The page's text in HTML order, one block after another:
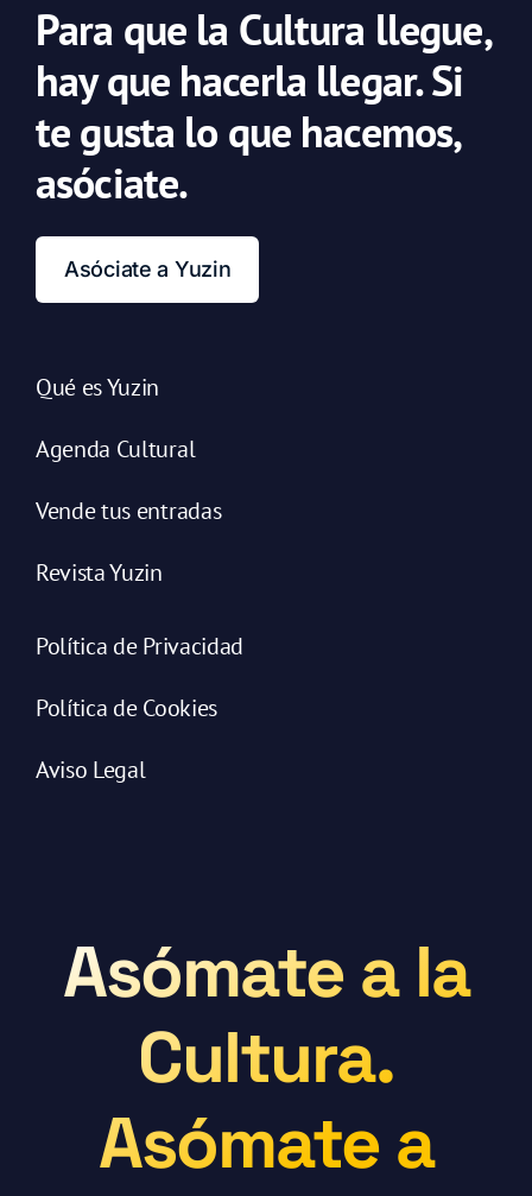
Para que la Cultura llegue,
hay que hacerla llegar. Si
te gusta lo que hacemos,
asóciate.
Asóciate a Yuzin
Qué es Yuzin
Agenda Cultural
Vende tus entradas
Revista Yuzin
Política de Privacidad
Política de Cookies
Aviso Legal
Asómate a la
Cultura.
Asómate a